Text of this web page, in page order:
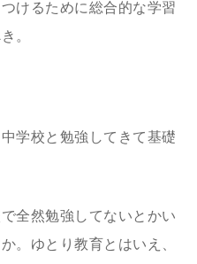
けるために総合的な学習
。
学校と勉強してきて基礎
全然勉強してないとかい
。ゆとり教育とはいえ、